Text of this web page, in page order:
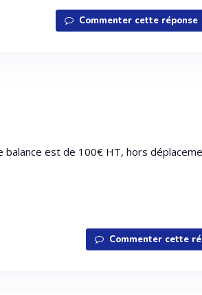
Commenter cette réponse
balance est de 100€ HT, hors
Commenter cette